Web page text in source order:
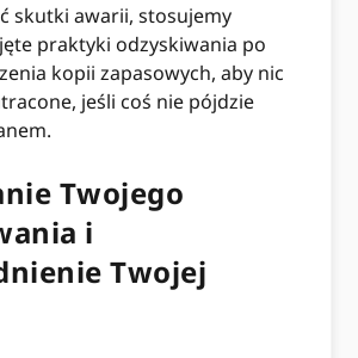
skutki awarii, stosujemy
praktyki odzyskiwania po
kopii zapasowych, aby nic
jeśli coś nie pójdzie
Twojego
i
Twojej